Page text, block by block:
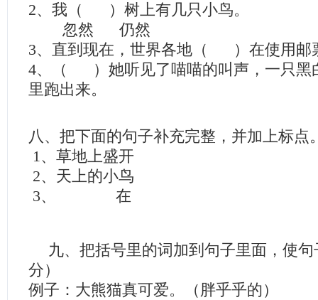
2、我（ ）树上有几只小鸟。
忽然 仍然
3、直到现在，世界各地（ ）在使用邮
4、（ ）她听见了喵喵的叫声，一只黑
里跑出来。
八、把下面的句子补充完整，并加上标点
1、草地上盛开
2、天上的小鸟
3、 在
九、把括号里的词加到句子里面，使
分）
例子：大熊猫真可爱。（胖乎乎的）